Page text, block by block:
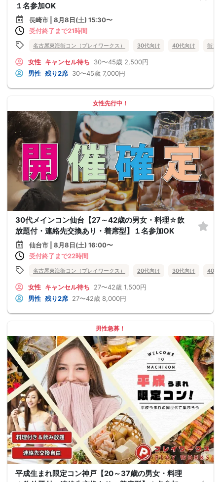
１名参加OK
長崎市 | 8月8日(土) 15:30〜
受付終了まで21時間
名古屋東海街コン（プレイワークス） 30代向け 40代向け 街コ
女性 キャンセル待ち 30〜45歳 2,500円
男性 残り2席 30〜45歳 7,000円
女性先行中！
30代メインコン仙台【27～42歳の男女・料理☆飲
放題付・連絡先交換あり・着席型】１名参加OK
仙台市 | 8月8日(土) 16:00〜
受付終了まで22時間
名古屋東海街コン（プレイワークス） 20代向け 30代向け 40代
女性 キャンセル待ち 27〜42歳 1,500円
男性 残り2席 27〜42歳 8,000円
男性急募！
平成生まれ限定コン神戸【20～37歳の男女・料理